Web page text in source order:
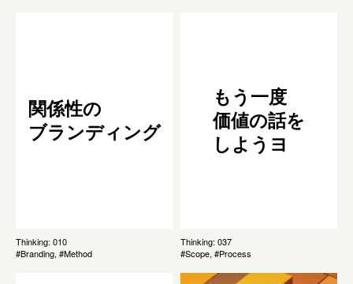
関係性の
ブランディング
Thinking: 010
#Branding, #Method
もう一度
価値の話を
しようヨ
Thinking: 037
#Scope, #Process